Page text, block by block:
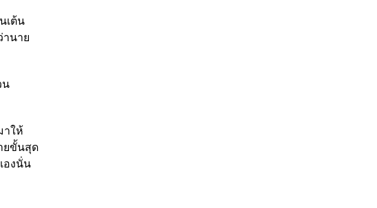
เต้น
นาย
น
าให้
ยขั้นสุด
องนั่น